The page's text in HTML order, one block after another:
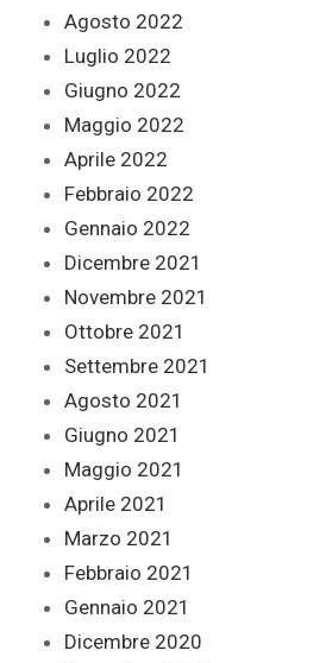
Agosto 2022
Luglio 2022
Giugno 2022
Maggio 2022
Aprile 2022
Febbraio 2022
Gennaio 2022
Dicembre 2021
Novembre 2021
Ottobre 2021
Settembre 2021
Agosto 2021
Giugno 2021
Maggio 2021
Aprile 2021
Marzo 2021
Febbraio 2021
Gennaio 2021
Dicembre 2020